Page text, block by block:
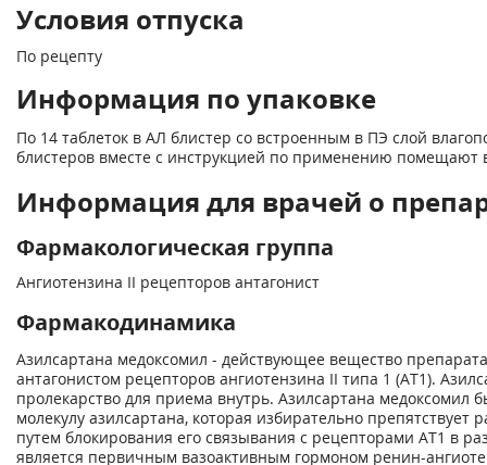
Условия отпуска
По рецепту
Информация по упаковке
По 14 таблеток в АЛ блистер со встроенным в ПЭ слой
блистеров вместе с инструкцией по применению помещают
Информация для врачей о
Фармакологическая группа
Ангиотензина II рецепторов антагонист
Фармакодинамика
Азилсартана медоксомил - действующее вещество
антагонистом рецепторов ангиотензина II типа 1 (АТ1).
пролекарство для приема внутрь. Азилсартана медоксомил
молекулу азилсартана, которая избирательно препятствует
путем блокирования его связывания с рецепторами АТ1 в
является первичным вазоактивным гормоном ренин-